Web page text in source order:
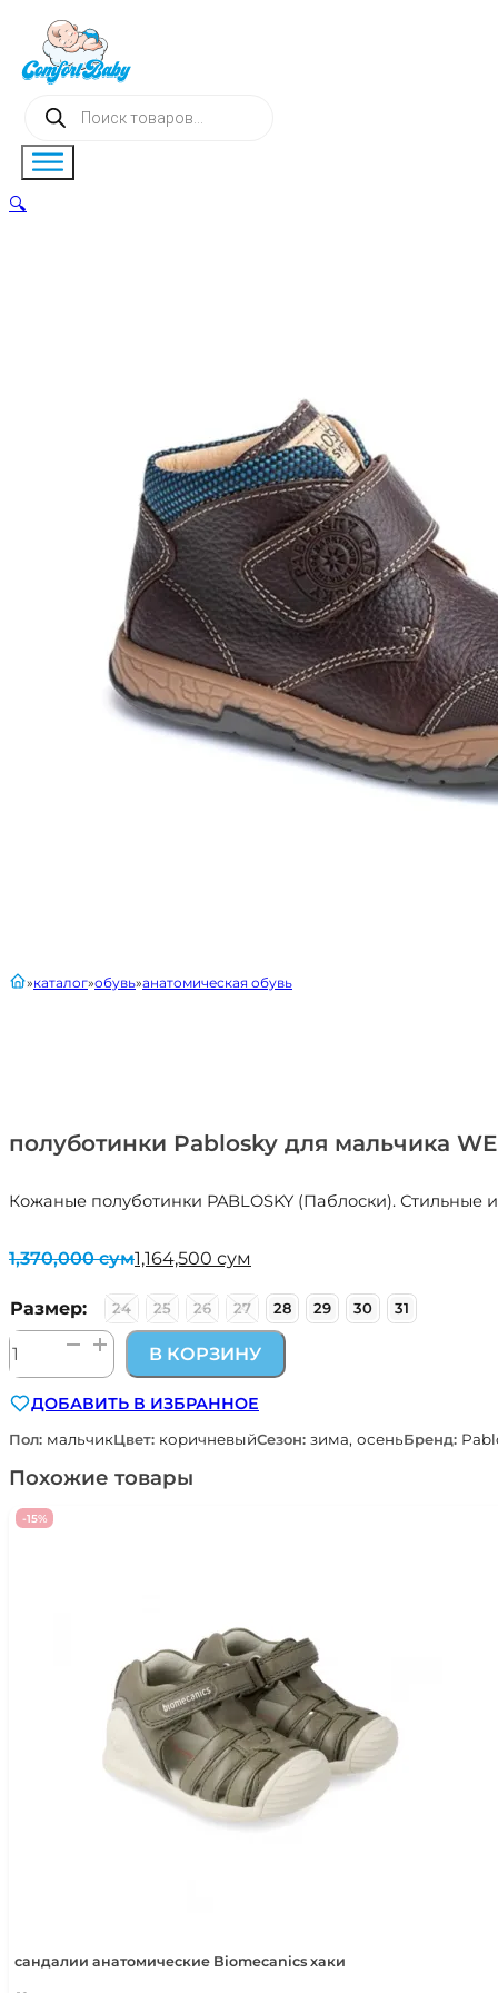
Поиск
товаров
полуботинки Pablosky для мальчика
Кожаные полуботинки PABLOSKY (Паблоски).
главнаякаталог обувь анатомическая обувь
1,370,000сум
Первоначальная
составляла
1,370,000 сум.
1,164,500 сум
Текущая
1,164,500 сум.
Размер: 24 25 26 27 28 29 30 31
Количество
товара
Pablosky
для
WEST
В КОРЗИНУ
ДОБАВИТЬ В ИЗБРАННОЕ
Пол: мальчикЦвет: коричневыйСезон: зима, осеньБренд:
🔍
Похожие товары
сандалии анатомические Biomecanics хаки
-15%